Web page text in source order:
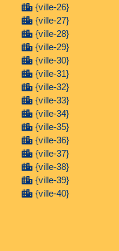
{ville-26}
{ville-27}
{ville-28}
{ville-29}
{ville-30}
{ville-31}
{ville-32}
{ville-33}
{ville-34}
{ville-35}
{ville-36}
{ville-37}
{ville-38}
{ville-39}
{ville-40}